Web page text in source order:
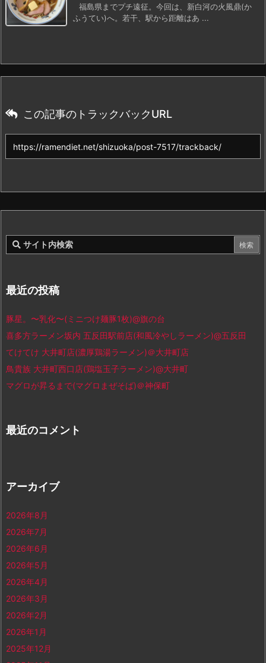
福島県までプチ遠征。今回は、新白河の火風鼎(か
ふうてい)へ。若干、駅から距離はあ ...
この記事のトラックバックURL
最近の投稿
豚星。〜乳化〜(ミニつけ麺豚1枚)@旗の台
喜多方ラーメン坂内 五反田駅前店(和風冷やしラーメン)@五反田
てけてけ 大井町店(濃厚鶏湯ラーメン)＠大井町店
鳥貴族 大井町西口店(鶏塩玉子ラーメン)@大井町
マグロが昇るまで(マグロまぜそば)＠神保町
最近のコメント
アーカイブ
2026年8月
2026年7月
2026年6月
2026年5月
2026年4月
2026年3月
2026年2月
2026年1月
2025年12月